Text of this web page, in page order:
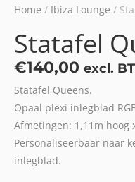
Home / Ibiza Lounge /
Statafel
€140,00 excl.
Statafel Queens.
Opaal plexi inlegblad
Afmetingen: 1,11m hoog
Personaliseerbaar naar
inlegblad.